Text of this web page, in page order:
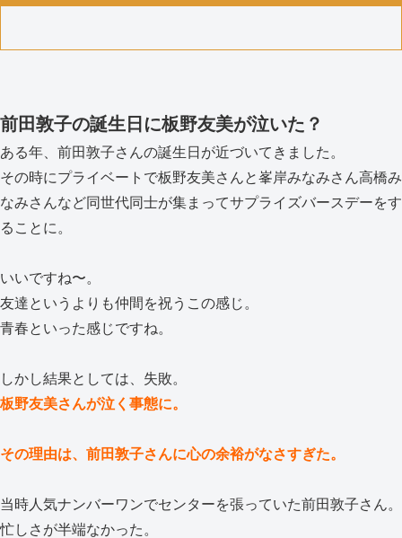
前田敦子の誕生日に板野友美が泣いた？
ある年、前田敦子さんの誕生日が近づいてきました。
その時にプライベートで板野友美さんと峯岸みなみさん高橋み
なみさんなど同世代同士が集まってサプライズバースデーをす
ることに。
いいですね〜。
友達というよりも仲間を祝うこの感じ。
青春といった感じですね。
しかし結果としては、失敗。
板野友美さんが泣く事態に。
その理由は、前田敦子さんに心の余裕がなさすぎた。
当時人気ナンバーワンでセンターを張っていた前田敦子さん。
忙しさが半端なかった。